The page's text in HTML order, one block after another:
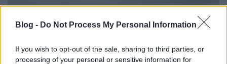
Blog - Do Not Process My Personal Information
If you wish to opt-out of the sale, sharing to third parties, or
processing of your personal or sensitive information for